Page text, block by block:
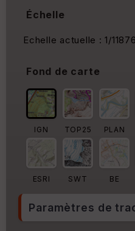
Échelle
Echelle actuelle : 1/11876
Fond de carte
IGN TOP25 PLAN
ESRI SWT BE
Paramètres de